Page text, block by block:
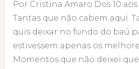
Por Cristina Amaro Dos 10
Tantas que não cabem aqui.
quis deixar no fundo do baú
estivessem apenas os
Momentos que não deixei